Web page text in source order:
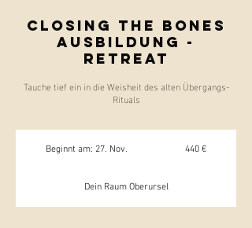
Closing the Bones
Ausbildung -
Retreat
Tauche tief ein in die Weisheit des alten Übergangs-
Rituals
Beginnt am: 27. Nov.
i
440 €
Dein Raum Oberursel